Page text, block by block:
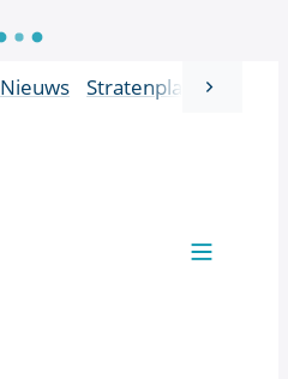
scroll
Nieuws Stratenplan